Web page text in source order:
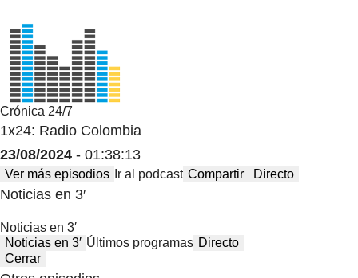
Crónica 24/7
1x24: Radio Colombia
23/08/2024 - 01:38:13
Ver más episodios Ir al podcast Compartir Directo
Noticias en 3′
Noticias en 3′
Noticias en 3′ Últimos programas Directo
Cerrar